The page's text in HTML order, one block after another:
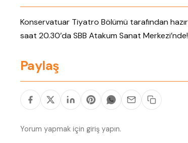
Konservatuar Tiyatro Bölümü tarafından
saat 20.30’da SBB Atakum Sanat Merkezi’nde!
Paylaş
Yorum yapmak için giriş yapın.